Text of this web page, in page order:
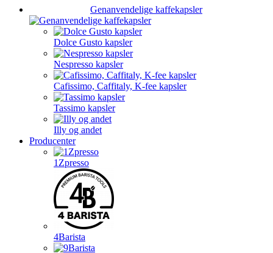
Genanvendelige kaffekapsler
Dolce Gusto kapsler
Nespresso kapsler
Cafissimo, Caffitaly, K-fee kapsler
Tassimo kapsler
Illy og andet
Producenter
1Zpresso
4Barista